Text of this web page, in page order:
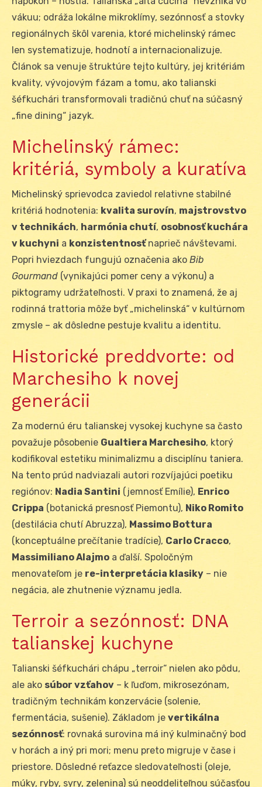
vákuu; odráža lokálne mikroklímy, sezónnosť a stovky
regionálnych škôl varenia, ktoré michelinský rámec
len systematizuje, hodnotí a internacionalizuje.
Článok sa venuje štruktúre tejto kultúry, jej kritériám
kvality, vývojovým fázam a tomu, ako talianski
šéfkuchári transformovali tradičnú chuť na súčasný
„fine dining“ jazyk.
Michelinský rámec:
kritériá, symboly a kuratíva
Michelinský sprievodca zaviedol relativne stabilné
kritériá hodnotenia: kvalita surovín, majstrovstvo
v technikách, harmónia chutí, osobnosť kuchára
v kuchyni a konzistentnosťnaprieč návštevami.
Popri hviezdach fungujú označenia ako Bib
Gourmand (vynikajúci pomer ceny a výkonu) a
piktogramy udržateľnosti. V praxi to znamená, že aj
rodinná trattoria môže byť „michelinská“ v kultúrnom
zmysle – ak dôsledne pestuje kvalitu a identitu.
Historické preddvorte: od
Marchesiho k novej
generácii
Za modernú éru talianskej vysokej kuchyne sa často
považuje pôsobenie Gualtiera Marchesiho, ktorý
kodifikoval estetiku minimalizmu a disciplínu taniera.
Na tento prúd nadviazali autori rozvíjajúci poetiku
regiónov: Nadia Santini (jemnosť Emílie), Enrico
Crippa (botanická presnosť Piemontu), Niko Romito
(destilácia chutí Abruzza), Massimo Bottura
(konceptuálne prečítanie tradície), Carlo Cracco,
Massimiliano Alajmo a ďalší. Spoločným
menovateľom je re-interpretácia klasiky – nie
negácia, ale zhutnenie významu jedla.
Terroir a sezónnosť: DNA
talianskej kuchyne
Talianski šéfkuchári chápu „terroir“ nielen ako pôdu,
ale ako súbor vzťahov – k ľuďom, mikrosezónam,
tradičným technikám konzervácie (solenie,
fermentácia, sušenie). Základom je vertikálna
sezónnosť: rovnaká surovina má iný kulminačný bod
v horách a iný pri mori; menu preto migruje v čase i
priestore. Dôsledné reťazce sledovateľnosti (oleje,
múky, ryby, syry, zelenina) sú neoddeliteľnou súčasťou